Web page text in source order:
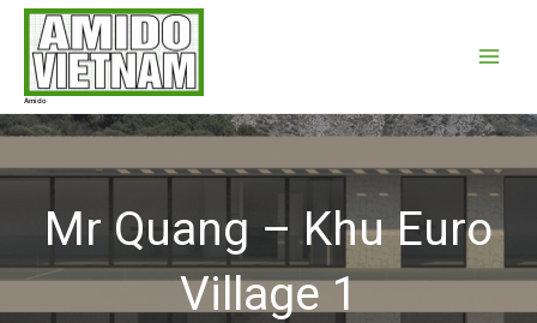
Nhảy
dungAmido
Menu
Mr Quang – Khu Euro
Village 1